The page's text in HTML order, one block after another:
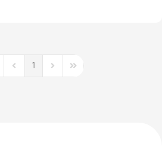
10 Şey"e dikkat
PagePrevious Page
1
Next PageLast Page